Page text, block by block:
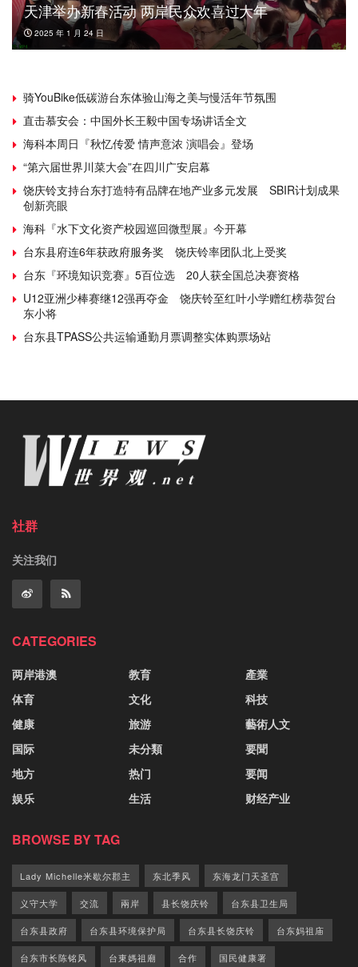
天津举办新春活动 两岸民众欢喜过大年
2025 年 1 月 24 日
骑YouBike低碳游台东体验山海之美与慢活年节氛围
直击慕安会：中国外长王毅中国专场讲话全文
海科本周日『秋忆传爱 情声意浓 演唱会』登场
“第六届世界川菜大会”在四川广安启幕
饶庆铃支持台东打造特有品牌在地产业多元发展 SBIR计划成果
创新亮眼
海科『水下文化资产校园巡回微型展』今开幕
台东县府连6年获政府服务奖 饶庆铃率团队北上受奖
台东『环境知识竞赛』5百位选 20人获全国总决赛资格
U12亚洲少棒赛继12强再夺金 饶庆铃至红叶小学赠红榜恭贺台
东小将
台东县TPASS公共运输通勤月票调整实体购票场站
社群
关注我们
CATEGORIES
两岸港澳
体育
健康
国际
地方
娱乐
教育
文化
旅游
未分類
热门
生活
產業
科技
藝術人文
要聞
要闻
财经产业
BROWSE BY TAG
Lady Michelle米歇尔郡主 东北季风 东海龙门天圣宫
义守大学 交流 兩岸 县长饶庆铃 台东县卫生局
台东县政府 台东县环境保护局 台东县长饶庆铃 台东妈祖庙
台东市长陈铭风 台東媽祖廟 合作 国民健康署